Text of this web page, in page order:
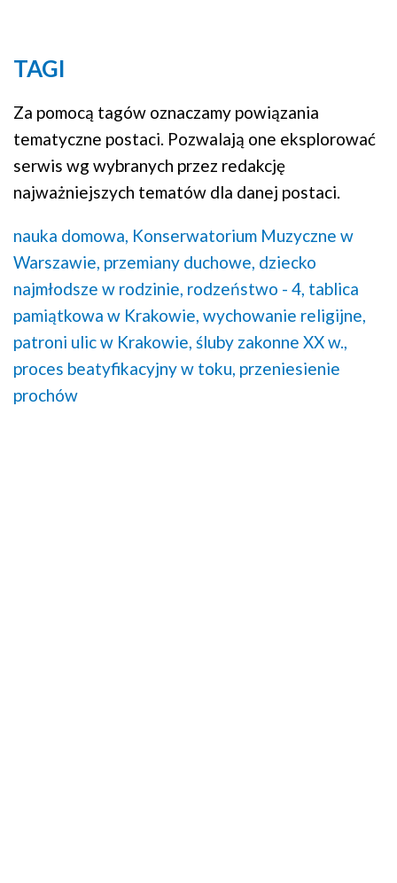
TAGI
Za pomocą tagów oznaczamy powiązania
tematyczne postaci. Pozwalają one eksplorować
serwis wg wybranych przez redakcję
najważniejszych tematów dla danej postaci.
nauka domowa, Konserwatorium Muzyczne w
Warszawie, przemiany duchowe, dziecko
najmłodsze w rodzinie, rodzeństwo - 4, tablica
pamiątkowa w Krakowie, wychowanie religijne,
patroni ulic w Krakowie, śluby zakonne XX w.,
proces beatyfikacyjny w toku, przeniesienie
prochów